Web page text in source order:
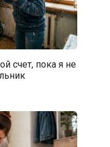
счет, пока я не